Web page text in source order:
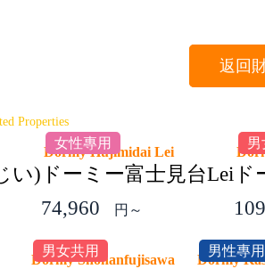
返回
Properties
い)
女性專用
Dormy Hujimidai Lei
ドーミー富士見台Lei
74,960
円～
男
ド
男女共用
Dormy Shonanfujisawa
男性專用
Dormy